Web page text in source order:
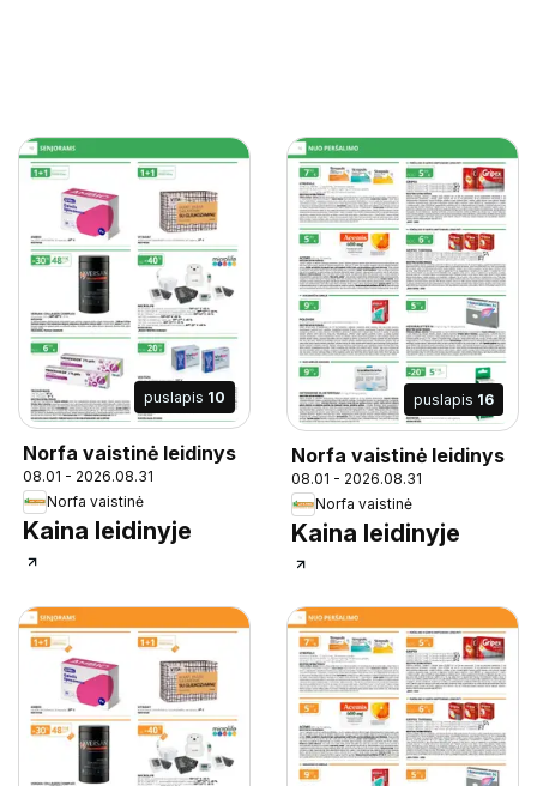
puslapis 10
Norfa vaistinė leidinys
08.01 - 2026.08.31
Norfa vaistinė
Kaina leidinyje
puslapis 16
Norfa vaistinė leidinys
08.01 - 2026.08.31
Norfa vaistinė
Kaina leidinyje